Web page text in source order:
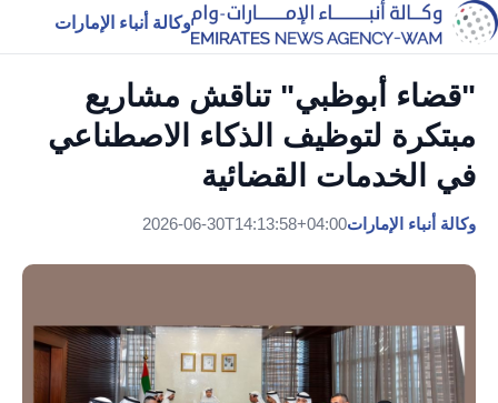
وكالة أنباء الإمارات
"قضاء أبوظبي" تناقش مشاريع
مبتكرة لتوظيف الذكاء الاصطناعي
في الخدمات القضائية
وكالة أنباء الإمارات2026-06-30T14:13:58+04:00